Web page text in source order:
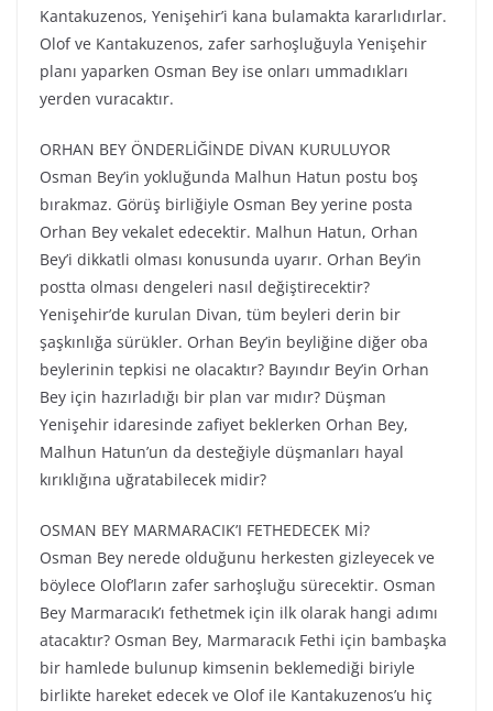
Kantakuzenos, Yenişehir’i kana bulamakta kararlıdırlar.
Olof ve Kantakuzenos, zafer sarhoşluğuyla Yenişehir
planı yaparken Osman Bey ise onları ummadıkları
yerden vuracaktır.
ORHAN BEY ÖNDERLİĞİNDE DİVAN KURULUYOR
Osman Bey’in yokluğunda Malhun Hatun postu boş
bırakmaz. Görüş birliğiyle Osman Bey yerine posta
Orhan Bey vekalet edecektir. Malhun Hatun, Orhan
Bey’i dikkatli olması konusunda uyarır. Orhan Bey’in
postta olması dengeleri nasıl değiştirecektir?
Yenişehir’de kurulan Divan, tüm beyleri derin bir
şaşkınlığa sürükler. Orhan Bey’in beyliğine diğer oba
beylerinin tepkisi ne olacaktır? Bayındır Bey’in Orhan
Bey için hazırladığı bir plan var mıdır? Düşman
Yenişehir idaresinde zafiyet beklerken Orhan Bey,
Malhun Hatun’un da desteğiyle düşmanları hayal
kırıklığına uğratabilecek midir?
OSMAN BEY MARMARACIK’I FETHEDECEK Mİ?
Osman Bey nerede olduğunu herkesten gizleyecek ve
böylece Olof’ların zafer sarhoşluğu sürecektir. Osman
Bey Marmaracık’ı fethetmek için ilk olarak hangi adımı
atacaktır? Osman Bey, Marmaracık Fethi için bambaşka
bir hamlede bulunup kimsenin beklemediği biriyle
birlikte hareket edecek ve Olof ile Kantakuzenos’u hiç